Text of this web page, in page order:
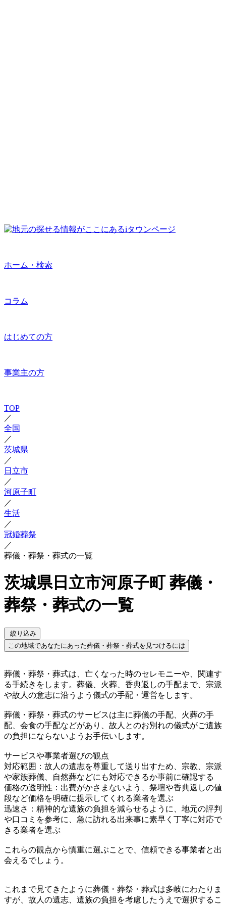
ホーム・検索
コラム
はじめての方
事業主の方
TOP
／
全国
／
茨城県
／
日立市
／
河原子町
／
生活
／
冠婚葬祭
／
葬儀・葬祭・葬式の一覧
茨城県日立市河原子町 葬儀・
葬祭・葬式の一覧
絞り込み
この地域であなたにあった葬儀・葬祭・葬式を見つけるには
葬儀・葬祭・葬式は、亡くなった時のセレモニーや、関連す
る手続きをします。葬儀、火葬、香典返しの手配まで、宗派
や故人の意志に沿うよう儀式の手配・運営をします。
葬儀・葬祭・葬式のサービスは主に葬儀の手配、火葬の手
配、会食の手配などがあり、故人とのお別れの儀式がご遺族
の負担にならないようお手伝いします。
サービスや事業者選びの観点
対応範囲：故人の遺志を尊重して送り出すため、宗教、宗派
や家族葬儀、自然葬などにも対応できるか事前に確認する
価格の透明性：出費がかさまないよう、祭壇や香典返しの値
段など価格を明確に提示してくれる業者を選ぶ
迅速さ：精神的な遺族の負担を減らせるように、地元の評判
や口コミを参考に、急に訪れる出来事に素早く丁寧に対応で
きる業者を選ぶ
これらの観点から慎重に選ぶことで、信頼できる事業者と出
会えるでしょう。
これまで見てきたように葬儀・葬祭・葬式は多岐にわたりま
すが、故人の遺志、遺族の負担を考慮したうえで選択するこ